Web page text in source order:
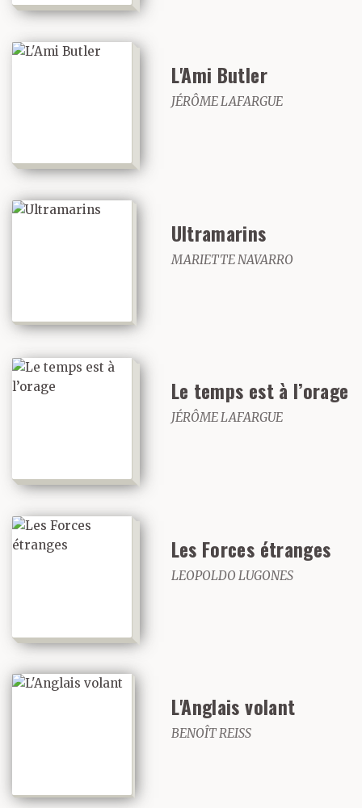
L'Ami Butler
JÉRÔME LAFARGUE
Ultramarins
MARIETTE NAVARRO
Le temps est à l’orage
JÉRÔME LAFARGUE
Les Forces étranges
LEOPOLDO LUGONES
L'Anglais volant
BENOÎT REISS